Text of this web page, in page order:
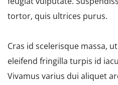
tortor, quis ultrices purus.
Cras id scelerisque massa,
eleifend fringilla turpis id
Vivamus varius dui aliquet